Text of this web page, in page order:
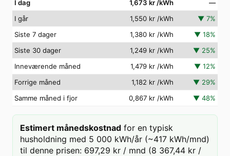
I dag 1,673 kr /kWh
—
I går
1,550 kr /kWh ▼ 7%
Siste 7 dager
1,380 kr /kWh ▼ 18%
Siste 30 dager
1,249 kr /kWh ▼ 25%
Inneværende måned
1,479 kr /kWh ▼ 12%
Forrige måned
1,182 kr /kWh ▼ 29%
Samme måned i fjor
0,867 kr /kWh ▼ 48%
Estimert månedskostnad for en typisk
husholdning med 5 000 kWh/år (~417 kWh/mnd)
til denne prisen: 697,29 kr / mnd (8 367,44 kr /